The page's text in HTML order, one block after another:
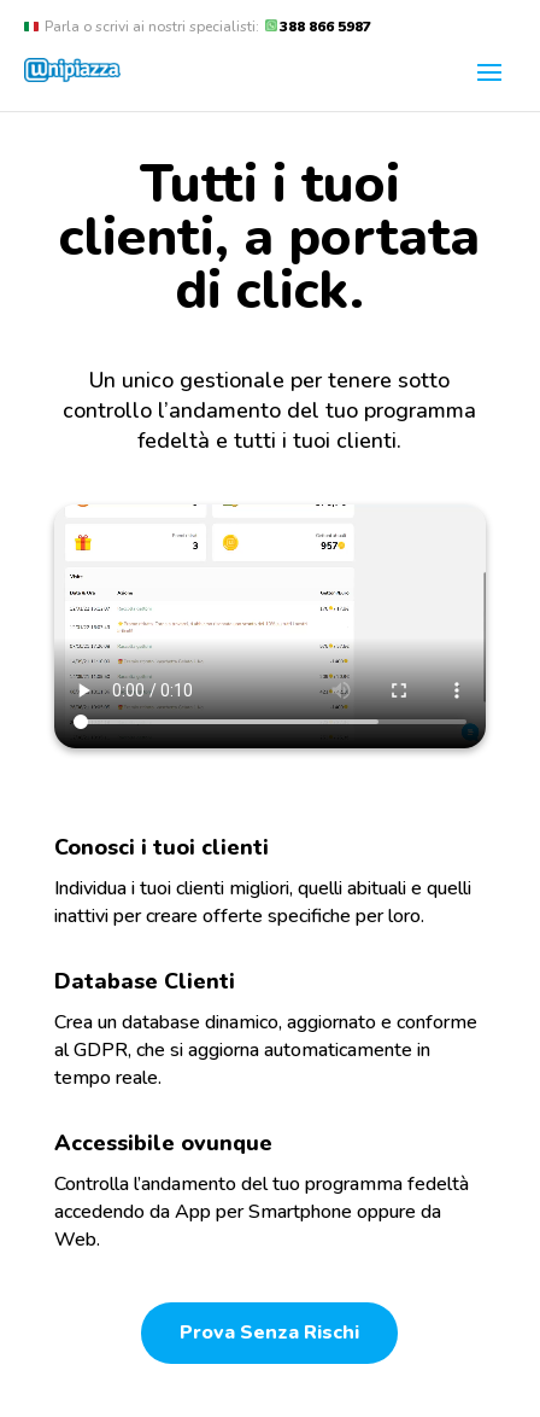
Parla o scrivi ai nostri specialisti: 388 866 5987
Tutti i tuoi
clienti, a portata
di click.
Un unico gestionale per tenere sotto
controllo l’andamento del tuo programma
fedeltà e tutti i tuoi clienti.
Conosci i tuoi clienti
Individua i tuoi clienti migliori, quelli abituali e quelli
inattivi per creare offerte specifiche per loro.
Database Clienti
Crea un database dinamico, aggiornato e conforme
al GDPR, che si aggiorna automaticamente in
tempo reale.
Accessibile ovunque
Controlla l’andamento del tuo programma fedeltà
accedendo da App per Smartphone oppure da
Web.
Prova Senza Rischi